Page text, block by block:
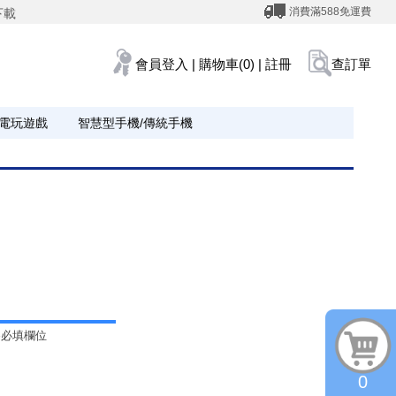
載 消費滿588免運費
會員登入 | 購物車(0) | 註冊 查訂單
玩遊戲 智慧型手機/傳統手機
填欄位
0